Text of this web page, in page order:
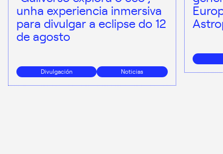
unha experiencia inmersiva
para divulgar a eclipse do 12
de agosto
Divulgación Noticias